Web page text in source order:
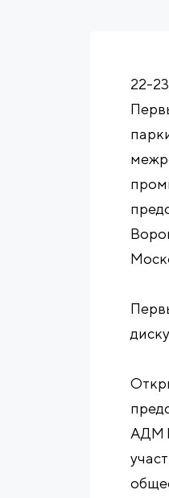
22-
АДМ